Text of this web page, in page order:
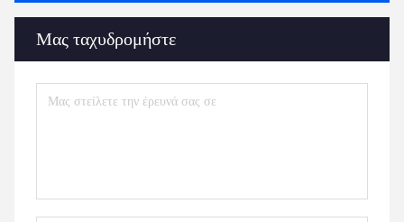
Μας ταχυδρομήστε